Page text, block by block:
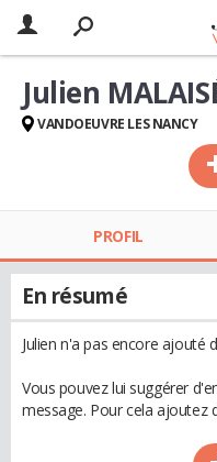
Julien
VANDOEUVRE LES NANCY
PROFIL
En résumé
Julien n'a pas encore ajouté
Vous pouvez lui suggérer
message. Pour cela ajoutez